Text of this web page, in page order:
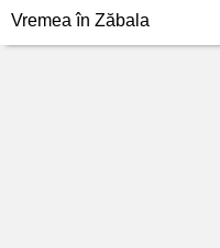
Vremea în Zăbala